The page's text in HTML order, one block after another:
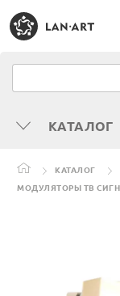
КАТАЛОГ
КАТАЛОГ
МОДУЛЯТОРЫ ТВ